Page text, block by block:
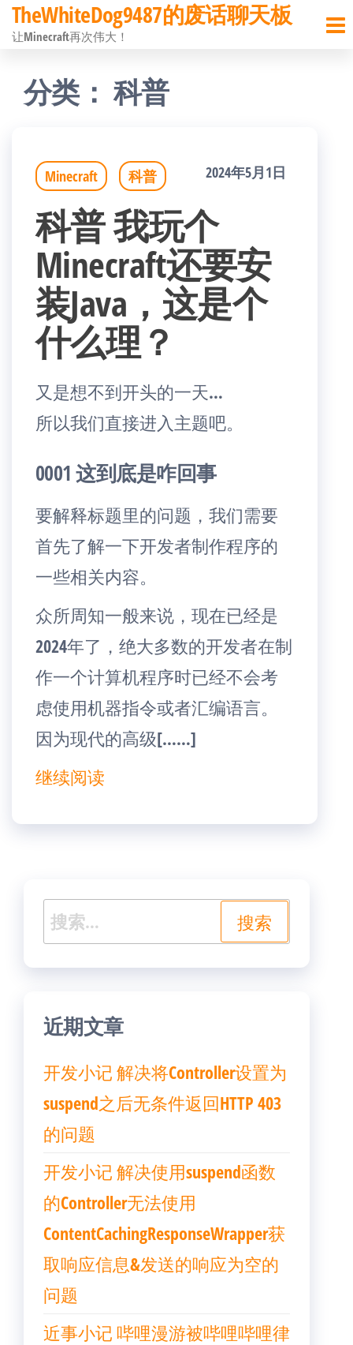
前
往
TheWhiteDog9487的废话聊天板
让Minecraft再次伟大！
分类：科普
Minecraft 科普 2024年5月1日
科普 我玩个
Minecraft还要安
装Java，这是个
什么理？
又是想不到开头的一天…
所以我们直接进入主题吧。
0001 这到底是咋回事
要解释标题里的问题，我们需要
首先了解一下开发者制作程序的
一些相关内容。
众所周知一般来说，现在已经是
2024年了，绝大多数的开发者在制
作一个计算机程序时已经不会考
虑使用机器指令或者汇编语言。
因为现代的高级[……]
继续阅读
搜
索：
近期文章
开发小记 解决将Controller设置为
suspend之后无条件返回HTTP 403
的问题
开发小记 解决使用suspend函数
的Controller无法使用
ContentCachingResponseWrapper获
取响应信息&发送的响应为空的
问题
近事小记 哔哩漫游被哔哩哔哩律